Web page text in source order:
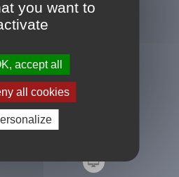
Pierre et Marie Curie
Epron
you want to
accept all
all cookies